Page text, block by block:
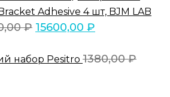
Adhesive 4 шт, BJM LAB
₽ 15600,00 ₽
набор Pesitro 1380,00₽